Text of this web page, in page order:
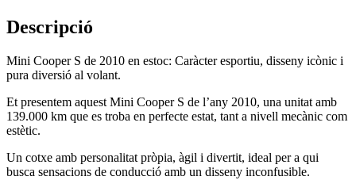
Descripció
Mini Cooper S de 2010 en estoc: Caràcter esportiu, disseny icònic i
pura diversió al volant.
Et presentem aquest Mini Cooper S de l’any 2010, una unitat amb
139.000 km que es troba en perfecte estat, tant a nivell mecànic com
estètic.
Un cotxe amb personalitat pròpia, àgil i divertit, ideal per a qui
busca sensacions de conducció amb un disseny inconfusible.